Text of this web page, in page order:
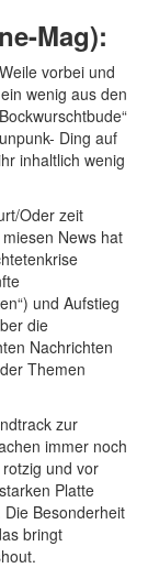
Mag):
vorbei und
wenig aus den
Ding auf
inhaltlich wenig
Oder zeit
News hat
und Aufstieg
die
Nachrichten
Themen
zur
immer noch
und vor
Platte
Besonderheit
bringt